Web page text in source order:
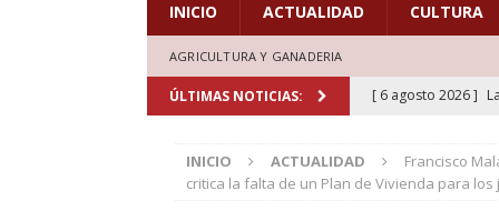
INICIO ACTUALIDAD CULTURA
AGRICULTURA Y GANADERIA
ÚLTIMAS NOTICIAS: [ 6 agosto 2026 ]
[ 6 agosto 2026 ]
INICIO ACTUALIDAD
Francisco
critica la falta de un Plan de Vivienda para